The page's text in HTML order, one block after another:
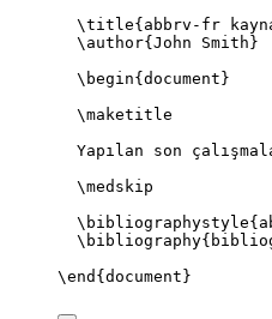
\title{abbrv-fr
\author{John Smith}
\begin{ document }
\maketitle
Yapılan son
\medskip
\bibliographystyle
\bibliography
\end { document }